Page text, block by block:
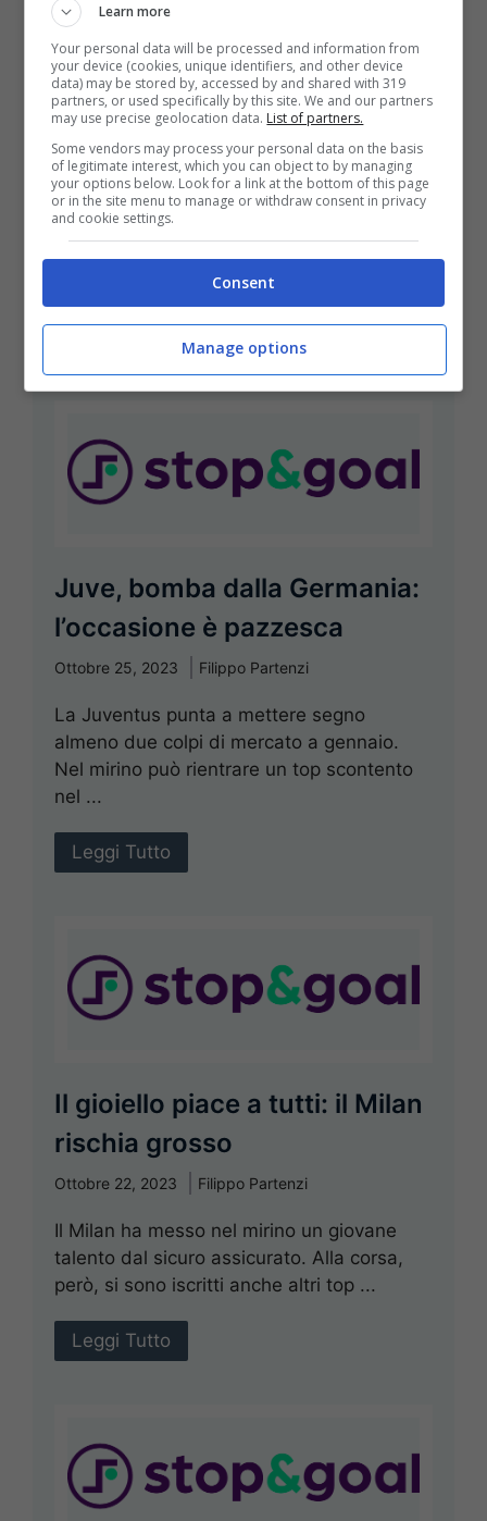
Bonucci, colpo di scena
pazzesco: torna subito in
Serie A
Ottobre 26, 2023 Filippo Partenzi
Bonucci deluso dalle recenti esclusioni
dalla formazione titolare. Il divorzio
gennaio. Non si sta affatto ...
Juve, bomba dalla Germania:
l’occasione è pazzesca
Ottobre 25, 2023 Filippo Partenzi
La Juventus punta a mettere segno
almeno due colpi di mercato a gennaio.
Nel mirino può rientrare un top scontento
nel ...
Leggi Tutto
Il gioiello piace a tutti: il Milan
rischia grosso
Ottobre 22, 2023 Filippo Partenzi
Il Milan ha messo nel mirino un giovane
talento dal sicuro assicurato. Alla corsa,
però, si sono iscritti anche altri top ...
Leggi Tutto
Learn more
Your personal data will be processed and information from
your device (cookies, unique identifiers, and other device
data) may be stored by, accessed by and shared with 319
partners, or used specifically by this site. We and our partners
may use precise geolocation data. List of partners.
Some vendors may process your personal data on the basis
of legitimate interest, which you can object to by managing
your options below. Look for a link at the bottom of this page
or in the site menu to manage or withdraw consent in privacy
and cookie settings.
Consent
Manage options